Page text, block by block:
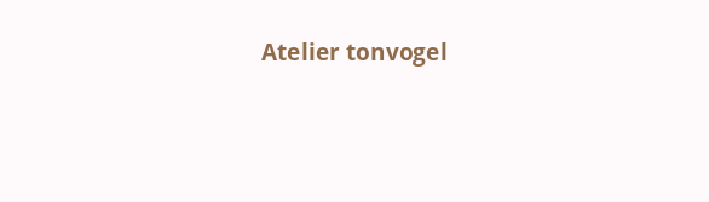
Atelier tonvogel